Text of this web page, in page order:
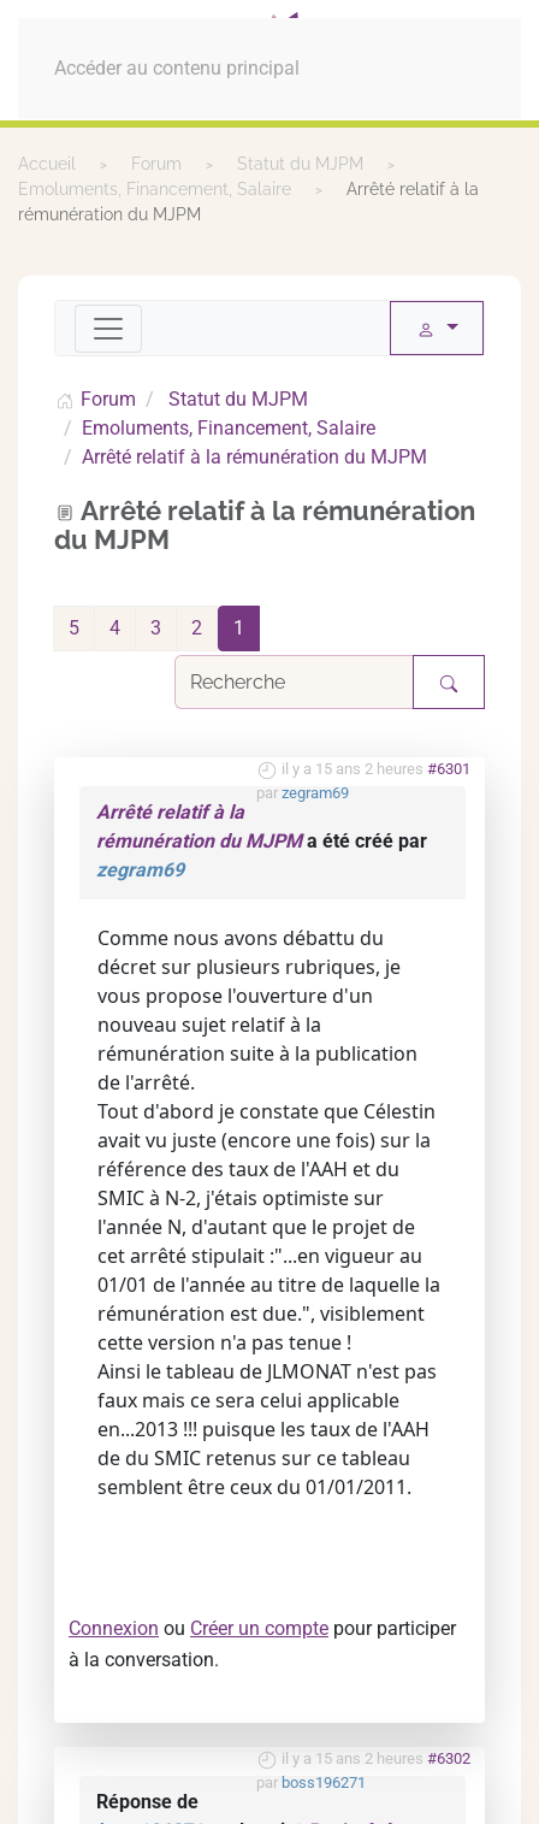
Accéder au contenu principal
MENU
Accueil Forum
Statut du MJPM
Emoluments, Financement, Salaire
Arrêté relatif à la
rémunération du MJPM
Forum
Statut du MJPM
Emoluments, Financement, Salaire
Arrêté relatif à la rémunération du MJPM
Arrêté relatif à la rémunération
du MJPM
1
2
3
4
5
il y a 15 ans 2 heures #6301
par zegram69
Arrêté relatif à la
rémunération du MJPMa été créé par
zegram69
Comme nous avons débattu du
décret sur plusieurs rubriques, je
vous propose l'ouverture d'un
nouveau sujet relatif à la
rémunération suite à la publication
de l'arrêté.
Tout d'abord je constate que Célestin
avait vu juste (encore une fois) sur la
référence des taux de l'AAH et du
SMIC à N-2, j'étais optimiste sur
l'année N, d'autant que le projet de
cet arrêté stipulait :"...en vigueur au
01/01 de l'année au titre de laquelle la
rémunération est due.", visiblement
cette version n'a pas tenue !
Ainsi le tableau de JLMONAT n'est pas
faux mais ce sera celui applicable
en...2013 !!! puisque les taux de l'AAH
de du SMIC retenus sur ce tableau
semblent être ceux du 01/01/2011.
Connexion ou Créer un compte pour participer
à la conversation.
il y a 15 ans 2 heures #6302
par boss196271
Réponse de